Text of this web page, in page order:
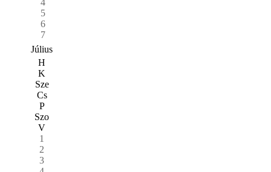
5
6
7
Július
H
K
Sze
Cs
P
Szo
V
1
2
3